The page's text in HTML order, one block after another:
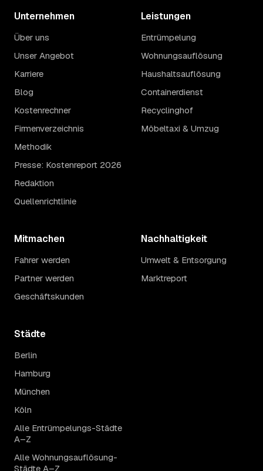
Unternehmen
Über uns
Unser Angebot
Karriere
Blog
Kostenrechner
Firmenverzeichnis
Methodik
Presse: Kostenreport 2026
Redaktion
Quellenrichtlinie
Leistungen
Entrümpelung
Wohnungsauflösung
Haushaltsauflösung
Containerdienst
Recyclinghof
Möbeltaxi & Umzug
Mitmachen
Fahrer werden
Partner werden
Geschäftskunden
Nachhaltigkeit
Umwelt & Entsorgung
Marktreport
Städte
Berlin
Hamburg
München
Köln
Alle Entrümpelungs-Städte
A–Z
Alle Wohnungsauflösung-
Städte A–Z